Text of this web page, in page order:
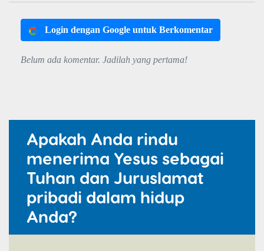
Login dengan Google untuk Berkomentar
Belum ada komentar. Jadilah yang pertama!
Apakah Anda rindu
menerima Yesus sebagai
Tuhan dan Juruslamat
pribadi dalam hidup
Anda?